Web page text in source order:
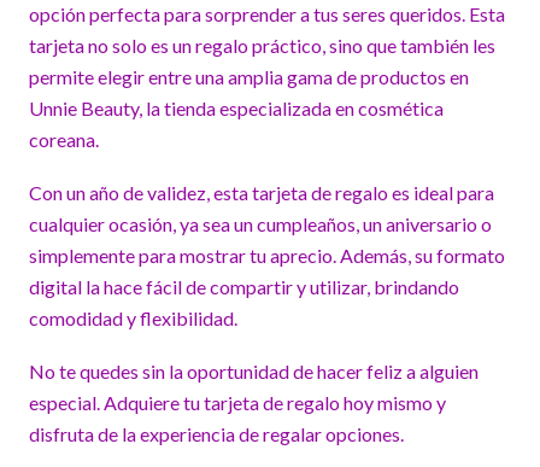
opción perfecta para sorprender a tus seres queridos. Esta
tarjeta no solo es un regalo práctico, sino que también les
permite elegir entre una amplia gama de productos en
Unnie Beauty, la tienda especializada en cosmética
coreana.
Con un año de validez, esta tarjeta de regalo es ideal para
cualquier ocasión, ya sea un cumpleaños, un aniversario o
simplemente para mostrar tu aprecio. Además, su formato
digital la hace fácil de compartir y utilizar, brindando
comodidad y flexibilidad.
No te quedes sin la oportunidad de hacer feliz a alguien
especial. Adquiere tu tarjeta de regalo hoy mismo y
disfruta de la experiencia de regalar opciones.